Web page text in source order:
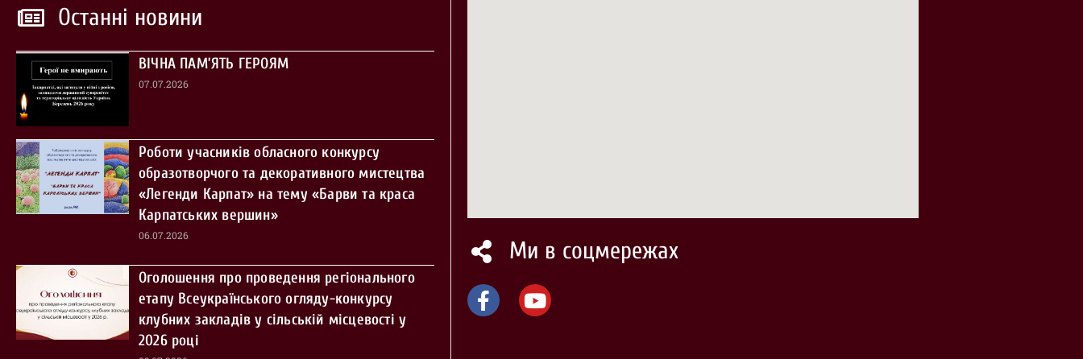
Останні новини
ВІЧНА ПАМ’ЯТЬ ГЕРОЯМ
07.07.2026
Роботи учасників обласного конкурсу
образотворчого та декоративного мистецтва
«Легенди Карпат» на тему «Барви та краса
Карпатських вершин»
06.07.2026
Оголошення про проведення регіонального
етапу Всеукраїнського огляду-конкурсу
клубних закладів у сільській місцевості у
2026 році
Ми в соцмережах